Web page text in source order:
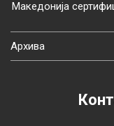
Македонија
Архива